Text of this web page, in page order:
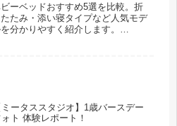
ーベッドおすすめ5選を比較。折
たたみ・添い寝タイプなど人気モデ
を分かりやすく紹介します。
ミータススタジオ】1歳バースデー
ォト 体験レポート！